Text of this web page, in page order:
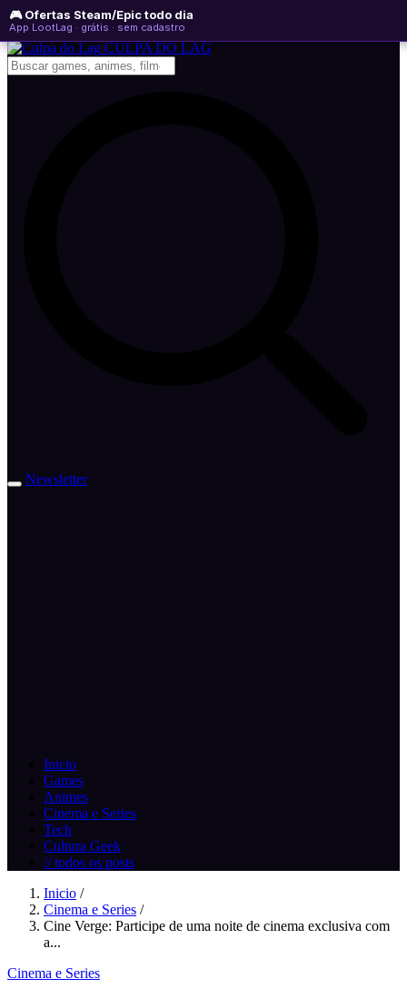
🎮 Ofertas Steam/Epic todo dia
App LootLag · grátis · sem cadastro
sexta-feira, 07 de agosto de 2026
Newsletter
CULPA DO LAG
Newsletter
Inicio
Games
Animes
Cinema e Series
Tech
Cultura Geek
// todos os posts
Inicio /
Cinema e Series /
Cine Verge: Participe de uma noite de cinema exclusiva com
a...
Cinema e Series